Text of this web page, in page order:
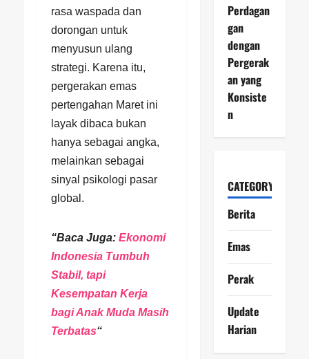
rasa waspada dan
dorongan untuk
menyusun ulang
strategi. Karena itu,
pergerakan emas
pertengahan Maret ini
layak dibaca bukan
hanya sebagai angka,
melainkan sebagai
sinyal psikologi pasar
global.
“Baca Juga: Ekonomi
Indonesia Tumbuh
Stabil, tapi
Kesempatan Kerja
bagi Anak Muda Masih
Terbatas“
Perdagan
gan
dengan
Pergerak
an yang
Konsiste
n
CATEGORY
Berita
Emas
Perak
Update
Harian